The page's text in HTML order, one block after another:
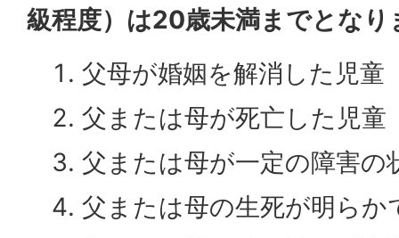
級程度）は20歳未満までとなり
父母が婚姻を解消した児童
父または母が死亡した児童
父または母が一定の障害の
父または母の生死が明らか